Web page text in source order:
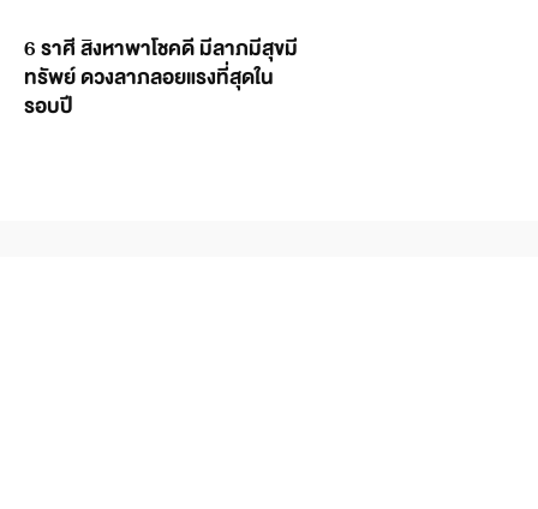
6 ราศี สิงหาพาโชคดี มีลาภมีสุขมี
ทรัพย์ ดวงลาภลอยแรงที่สุดใน
รอบปี